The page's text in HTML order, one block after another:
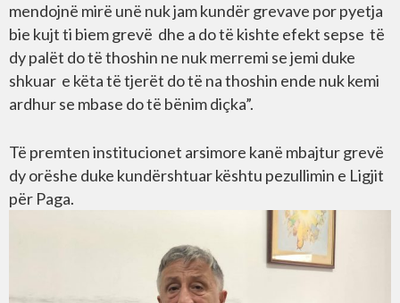
mendojnë mirë unë nuk jam kundër grevave por pyetja
bie kujt ti biem grevë dhe a do të kishte efekt sepse të
dy palët do të thoshin ne nuk merremi se jemi duke
shkuar e këta të tjerët do të na thoshin ende nuk kemi
ardhur se mbase do të bënim diçka”.
Të premten institucionet arsimore kanë mbajtur grevë
dy orëshe duke kundërshtuar kështu pezullimin e Ligjit
për Paga.